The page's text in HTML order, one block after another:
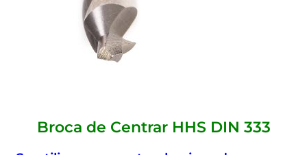
Broca de Centrar HHS DIN 333